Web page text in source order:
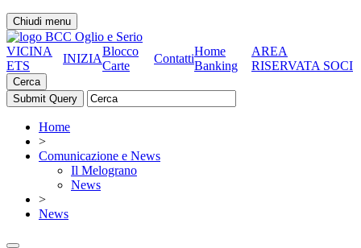
Chiudi menu
VICINA
ETS
INIZIA
Blocco
Carte
Contatti
Home
Banking
AREA
RISERVATA SOCI
Cerca
Home
>
Comunicazione e News
Il Melograno
News
>
News